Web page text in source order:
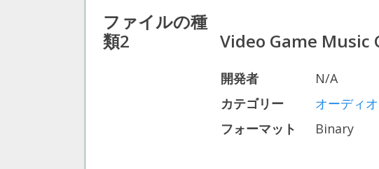
ファイルの種
類2
Video Game Music
開発者
N/A
カテゴリー
オーディ
フォーマット
Binary